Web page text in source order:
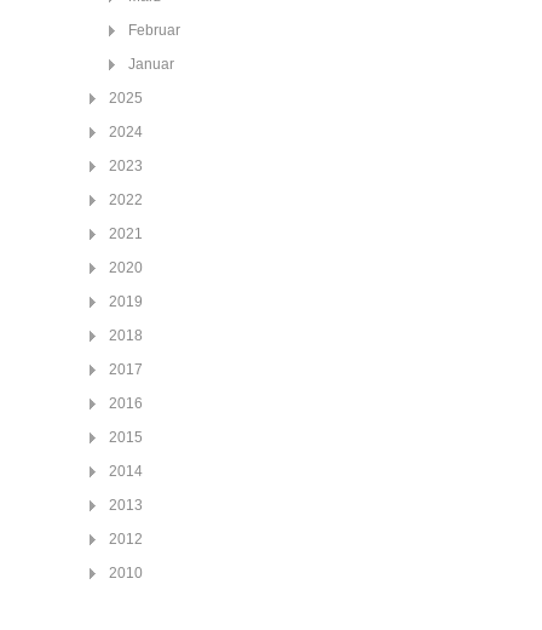
Februar
Januar
2025
2024
2023
2022
2021
2020
2019
2018
2017
2016
2015
2014
2013
2012
2010